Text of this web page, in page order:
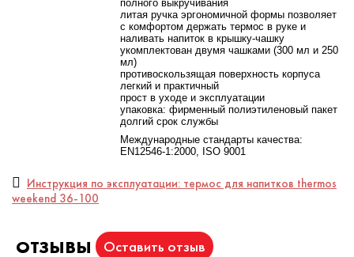
полного выкручивания
литая ручка эргономичной формы позволяет
с комфортом держать термос в руке и
наливать напиток в крышку-чашку
укомплектован двумя чашками (300 мл и 250
мл)
противоскользящая поверхность корпуса
легкий и практичный
прост в уходе и эксплуатации
упаковка: фирменный полиэтиленовый пакет
долгий срок службы
Международные стандарты качества:
EN12546-1:2000, ISO 9001
Инструкция по эксплуатации: термос для напитков thermos
weekend 36-100
ОТЗЫВЫ Оставить отзыв